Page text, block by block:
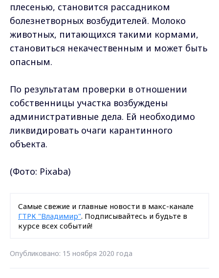
плесенью, становится рассадником
болезнетворных возбудителей. Молоко
животных, питающихся такими кормами,
становиться некачественным и может быть
опасным.
По результатам проверки в отношении
собственницы участка возбуждены
административные дела. Ей необходимо
ликвидировать очаги карантинного
объекта.
(Фото: Pixaba)
Самые свежие и главные новости в макс-канале
ГТРК "Владимир". Подписывайтесь и будьте в
курсе всех событий!
Опубликовано: 15 ноября 2020 года